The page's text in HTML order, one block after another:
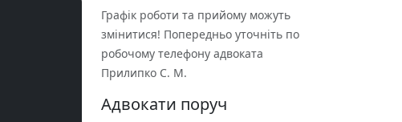
Графік роботи та прийому можуть
змінитися! Попередньо уточніть по
робочому телефону адвоката
Прилипко С. М.
Адвокати поруч